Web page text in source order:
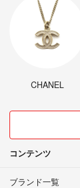
CHANEL
コンテンツ
ブランド一覧